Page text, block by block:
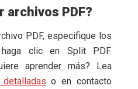
archivos PDF?
PDF, especifique los
clic en Split PDF.
aprender más? Lea
o en contacto